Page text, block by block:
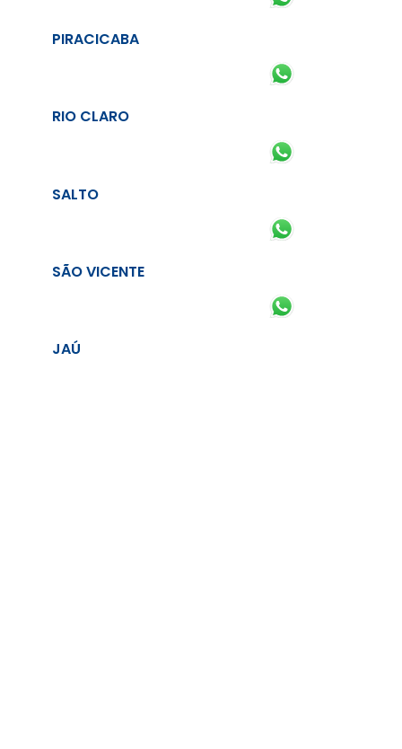
PIRACICABA
RIO CLARO
SALTO
SÃO VICENTE
JAÚ